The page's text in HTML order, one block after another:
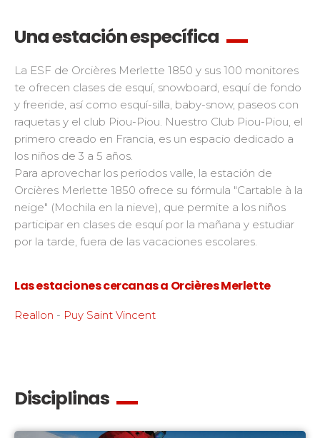
Una estación específica
La ESF de Orcières Merlette 1850 y sus 100 monitores
te ofrecen clases de esquí, snowboard, esquí de fondo
y freeride, así como esquí-silla, baby-snow, paseos con
raquetas y el club Piou-Piou. Nuestro Club Piou-Piou, el
primero creado en Francia, es un espacio dedicado a
los niños de 3 a 5 años.
Para aprovechar los periodos valle, la estación de
Orcières Merlette 1850 ofrece su fórmula "Cartable à la
neige" (Mochila en la nieve), que permite a los niños
participar en clases de esquí por la mañana y estudiar
por la tarde, fuera de las vacaciones escolares.
Las estaciones cercanas a Orcières Merlette
Reallon - Puy Saint Vincent
Disciplinas